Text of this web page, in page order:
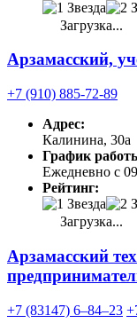
Загрузка...
Арзамасский,
+7 (910) 885-72-89
Адрес:
Калинина, 30а
График
Ежедневно с
Рейтинг:
Загрузка...
Арзамасский
+7 (83147) 6‒84‒23